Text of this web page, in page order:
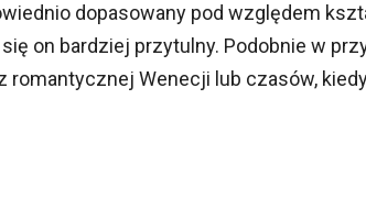
dopasowany pod względem
on bardziej przytulny. Podobnie w
romantycznej Wenecji lub czasów,